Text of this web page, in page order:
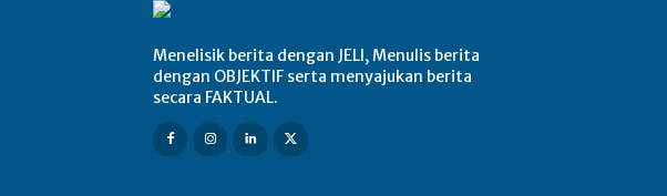
Menelisik berita dengan JELI, Menulis berita
dengan OBJEKTIF serta menyajukan berita
secara FAKTUAL.